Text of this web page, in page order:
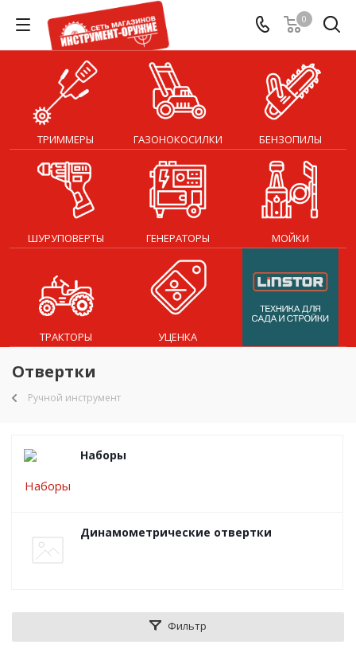
0
ТРИММЕРЫ ГАЗОНОКОСИЛКИ БЕНЗОПИЛЫ
ШУРУПОВЕРТЫ ГЕНЕРАТОРЫ МОЙКИ
ТРАКТОРЫ УЦЕНКА
Отвертки
Ручной инструмент
Наборы
Динамометрические отвертки
Фильтр